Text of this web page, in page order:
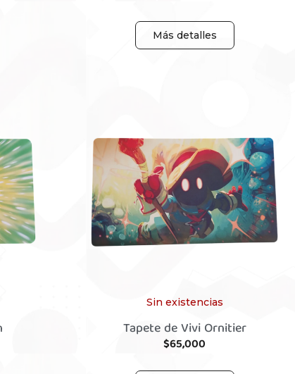
Más detalles
Sin existencias
Tapete de Vivi Ornitier
$65,000